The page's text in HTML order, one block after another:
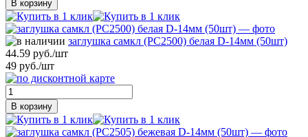
В корзину
заглушка самкл (РС2500) белая D-14мм (50шт)
44.59 руб./шт
49 руб./шт
В корзину